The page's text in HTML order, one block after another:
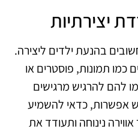
יצירתיות
בהנעת ילדים ליצירה.
כמו תמונות, פוסטרים או
להם להרגיש מרגישים
אפשרות, כדאי להשמיע
נינוחה ותעודד את